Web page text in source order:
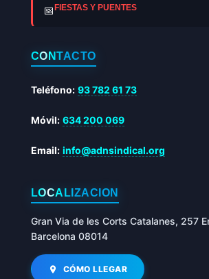
📅FIESTAS Y PUENTES
CONTACTO
Teléfono: 93 782 61 73
Móvil: 634 200 069
Email: info@adnsindical.org
LOCALIZACIÓN
Gran Via de les Corts Catalanes, 257
Barcelona 08014
CÓMO LLEGAR